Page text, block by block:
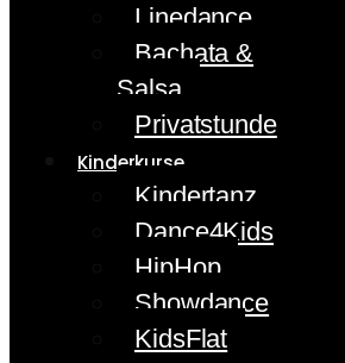
Linedance
Bachata &
Salsa
Privatstunde
Kinderkurse
Kindertanz
Dance4Kids
HipHop
Showdance
KidsFlat